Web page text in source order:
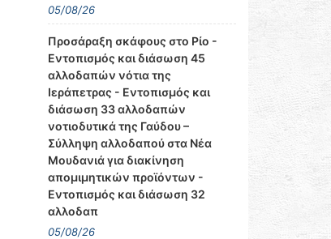
05/08/26
Προσάραξη σκάφους στο Ρίο -
Εντοπισμός και διάσωση 45
αλλοδαπών νότια της
Ιεράπετρας - Εντοπισμός και
διάσωση 33 αλλοδαπών
νοτιοδυτικά της Γαύδου –
Σύλληψη αλλοδαπού στα Νέα
Μουδανιά για διακίνηση
απομιμητικών προϊόντων -
Εντοπισμός και διάσωση 32
αλλοδαπ
05/08/26